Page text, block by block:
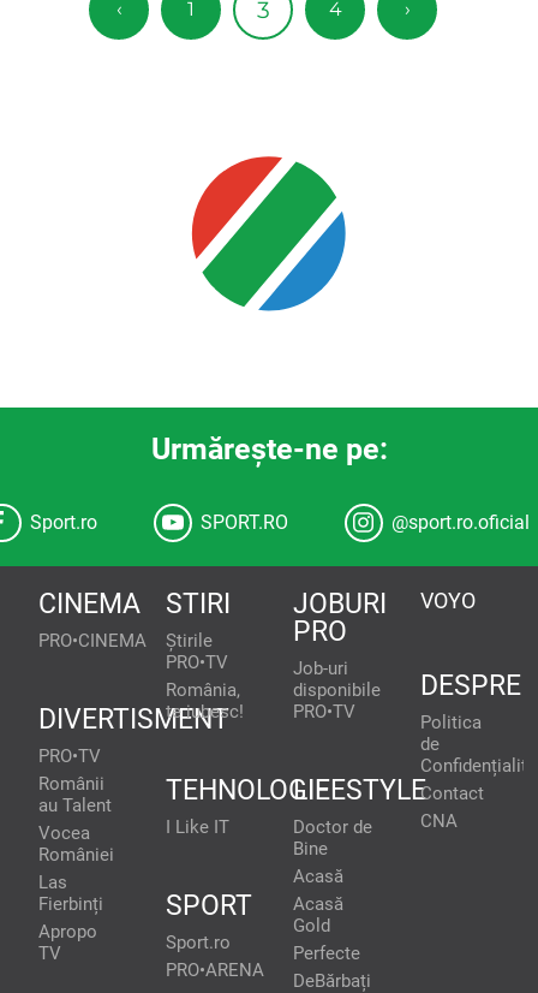
‹ 1 3 4 ›
Urmăreşte-ne pe:
Sport.ro SPORT.RO @sport.ro.oficial
CINEMA
PRO•CINEMA
DIVERTISMENT
PRO•TV
Românii
au Talent
Vocea
României
Las
Fierbinți
Apropo
TV
STIRI
Știrile
PRO•TV
România,
te iubesc!
TEHNOLOGIE
I Like IT
SPORT
Sport.ro
PRO•ARENA
JOBURI
PRO
Job-uri
disponibile
PRO•TV
LIFESTYLE
Doctor de
Bine
Acasă
Acasă
Gold
Perfecte
DeBărbați
VOYO
DESPRE
Politica
de
Contact
CNA